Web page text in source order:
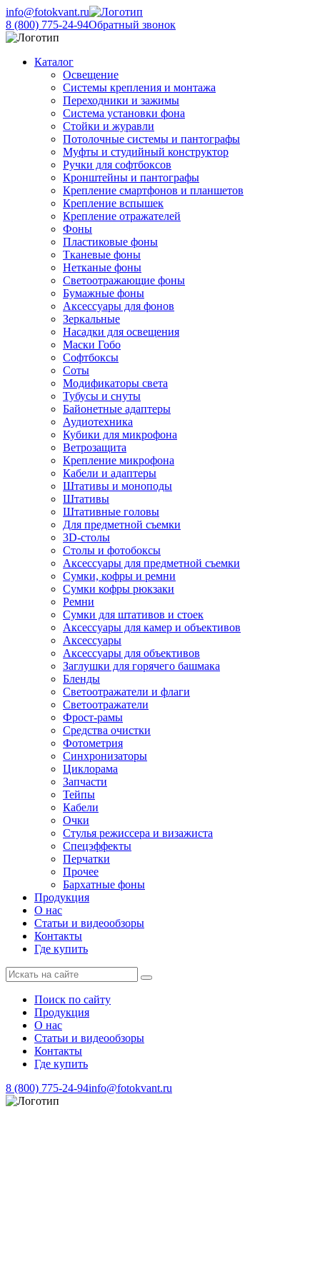
info@fotokvant.ru
8 (800) 775-24-94Обратный звонок
Каталог
Освещение
Системы крепления и монтажа
Переходники и зажимы
Система установки фона
Стойки и журавли
Потолочные системы и пантографы
Муфты и студийный конструктор
Ручки для софтбоксов
Кронштейны и пантографы
Крепление смартфонов и планшетов
Крепление вспышек
Крепление отражателей
Фоны
Пластиковые фоны
Тканевые фоны
Нетканые фоны
Светоотражающие фоны
Бумажные фоны
Аксессуары для фонов
Зеркальные
Насадки для освещения
Маски Гобо
Софтбоксы
Соты
Модификаторы света
Тубусы и снуты
Байонетные адаптеры
Аудиотехника
Кубики для микрофона
Ветрозащита
Крепление микрофона
Кабели и адаптеры
Штативы и моноподы
Штативы
Штативные головы
Для предметной съемки
3D-столы
Столы и фотобоксы
Аксессуары для предметной съемки
Сумки, кофры и ремни
Сумки кофры рюкзаки
Ремни
Сумки для штативов и стоек
Аксессуары для камер и объективов
Аксессуары
Аксессуары для объективов
Заглушки для горячего башмака
Бленды
Светоотражатели и флаги
Светоотражатели
Фрост-рамы
Средства очистки
Фотометрия
Синхронизаторы
Циклорама
Запчасти
Тейпы
Кабели
Очки
Стулья режиссера и визажиста
Спецэффекты
Перчатки
Прочее
Бархатные фоны
Продукция
О нас
Статьи и видеообзоры
Контакты
Где купить
Поиск по сайту
Продукция
О нас
Статьи и видеообзоры
Контакты
Где купить
8 (800) 775-24-94info@fotokvant.ru